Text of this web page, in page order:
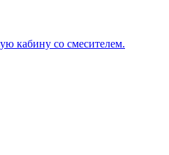
кабину со смесителем.